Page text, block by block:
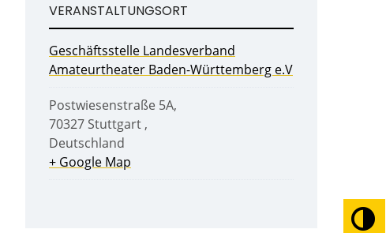
VERANSTALTUNGSORT
Geschäftsstelle Landesverband
Amateurtheater Baden-Württemberg e.V
Postwiesenstraße 5A,
70327 Stuttgart ,
Deutschland
+ Google Map